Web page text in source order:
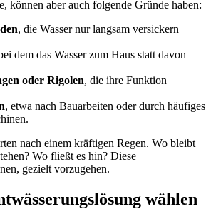
können aber auch folgende Gründe haben:
, die Wasser nur langsam versickern
dem das Wasser zum Haus statt davon
oder Rigolen, die ihre Funktion
, etwa nach Bauarbeiten oder durch häufiges
nach einem kräftigen Regen. Wo bleibt
Wo fließt es hin? Diese
gezielt vorzugehen.
wählen